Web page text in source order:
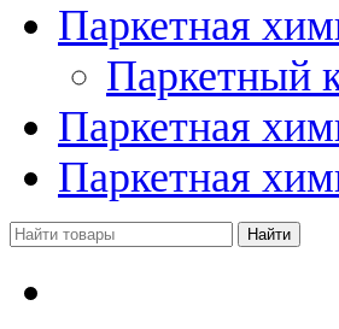
Паркетная
Паркетный
Паркетная
Паркетная